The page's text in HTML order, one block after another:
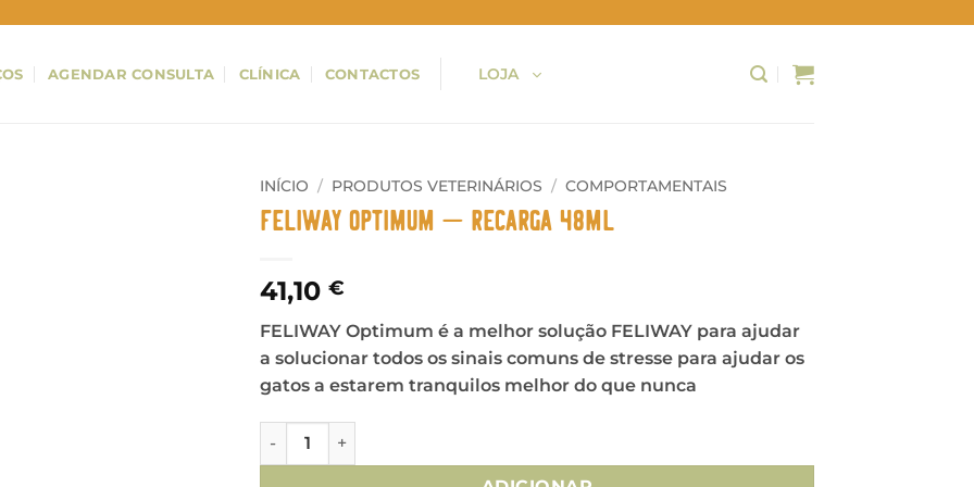
AGENDAR CONSULTA CLÍNICA CONTACTOS LOJA
INÍCIO / PRODUTOS VETERINÁRIOS / COMPORTAMENTAIS
Feliway Optimum – Recarga 48ml
41,10 €
FELIWAY Optimum é a melhor solução FELIWAY para ajudar
a solucionar todos os sinais comuns de stresse para ajudar os
gatos a estarem tranquilos melhor do que nunca
Quantidade de Feliway Optimum - Recarga 48ml